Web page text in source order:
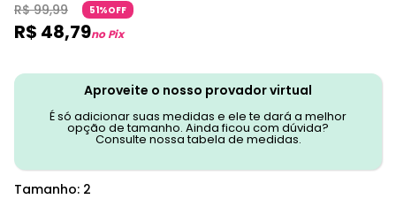
R$ 99,99 51%OFF
R$ 48,79no Pix
Aproveite o nosso provador virtual
É só adicionar suas medidas e ele te dará a melhor
opção de tamanho. Ainda ficou com dúvida?
Consulte nossa tabela de medidas.
Tamanho: 2